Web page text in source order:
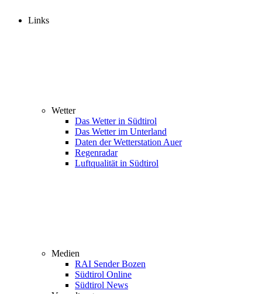
Links
Wetter
Das Wetter in Südtirol
Das Wetter im Unterland
Daten der Wetterstation Auer
Regenradar
Luftqualität in Südtirol
Medien
RAI Sender Bozen
Südtirol Online
Südtirol News